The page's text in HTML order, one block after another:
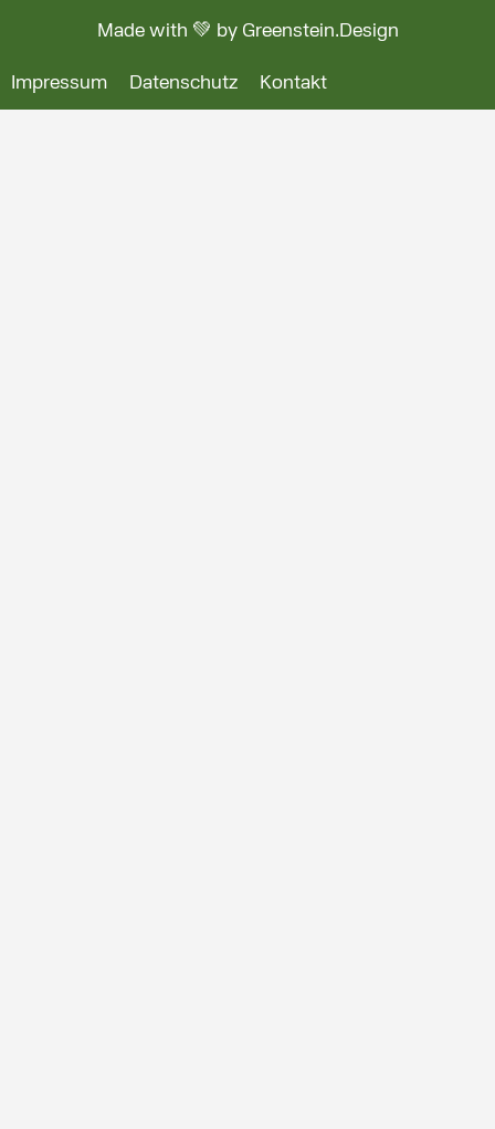
Made with 💚 by Greenstein.Design
Impressum Datenschutz Kontakt